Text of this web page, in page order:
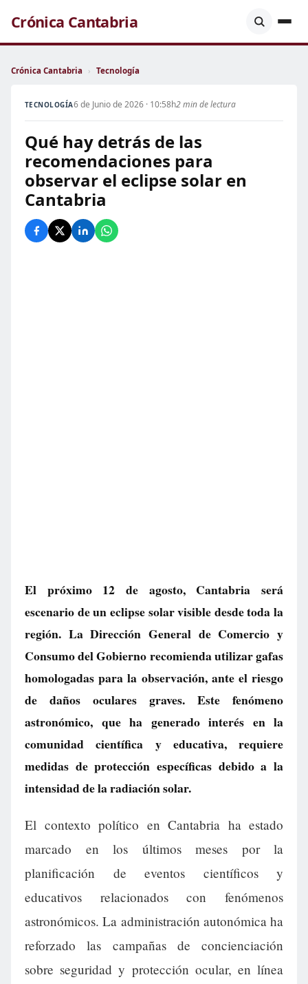
Crónica Cantabria
Crónica Cantabria › Tecnología
TECNOLOGÍA6 de Junio de 2026 · 10:58h2 min de lectura
Qué hay detrás de las
recomendaciones para
observar el eclipse solar en
Cantabria
El próximo 12 de agosto, Cantabria será
escenario de un eclipse solar visible desde toda la
región. La Dirección General de Comercio y
Consumo del Gobierno recomienda utilizar gafas
homologadas para la observación, ante el riesgo
de daños oculares graves. Este fenómeno
astronómico, que ha generado interés en la
comunidad científica y educativa, requiere
medidas de protección específicas debido a la
intensidad de la radiación solar.
El contexto político en Cantabria ha estado
marcado en los últimos meses por la
planificación de eventos científicos y
educativos relacionados con fenómenos
astronómicos. La administración autonómica ha
reforzado las campañas de concienciación
sobre seguridad y protección ocular, en línea